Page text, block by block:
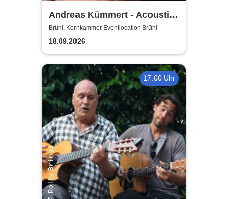
Andreas Kümmert - Acoustic
Duo
Brühl, Kornkammer Eventlocation Brühl
18.09.2026
17:00 Uhr